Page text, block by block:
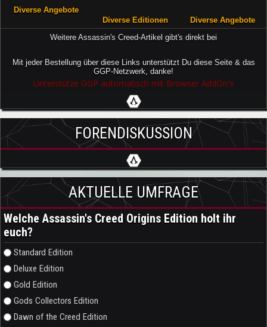
Diverse Angebote
Diverse Editionen
Diverse Angebote
Weitere Assassin's Creed-Artikel gibt's direkt bei
Mit jeder Bestellung über diese Links unterstützt Du diese Seite & das
GGP-Netzwerk, danke!
Unterstütze GGP automatisch mit Browser AddOn's
FORENDISKUSSION
AKTUELLE UMFRAGE
Welche Assassin's Creed Origins Edition holt ihr
euch?
Auswahlmöglichkeiten
Standard Edition
Deluxe Edition
Gold Edition
Gods Collectors Edition
Dawn of the Creed Edition